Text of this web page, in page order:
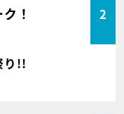
！ 2
り!!